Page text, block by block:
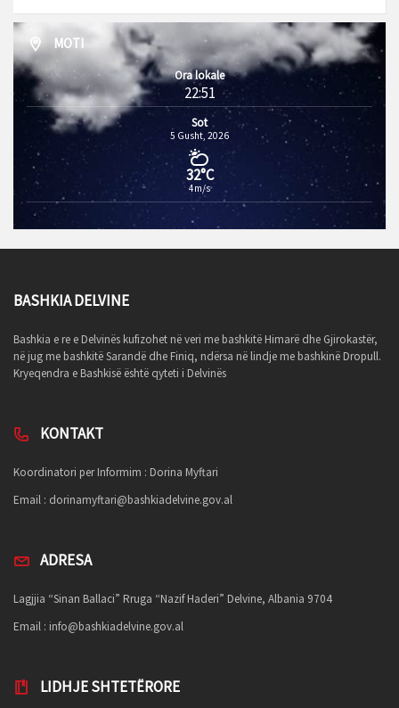
MOTI
Ora lokale
22:51
Sot
5 Gusht, 2026
32°C
4m/s
BASHKIA DELVINE
Bashkia e re e Delvinës kufizohet në veri me bashkitë Himarë dhe Gjirokastër,
në jug me bashkitë Sarandë dhe Finiq, ndërsa në lindje me bashkinë Dropull.
Kryeqendra e Bashkisë është qyteti i Delvinës
KONTAKT
Koordinatori per Informim : Dorina Myftari
Email : dorinamyftari@bashkiadelvine.gov.al
ADRESA
Lagjjia “Sinan Ballaci” Rruga “Nazif Haderi” Delvine, Albania 9704
Email : info@bashkiadelvine.gov.al
LIDHJE SHTETËRORE